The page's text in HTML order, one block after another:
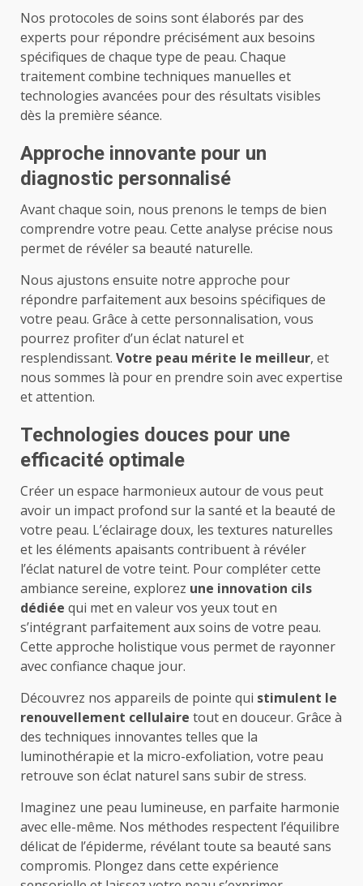
Nos protocoles de soins sont élaborés par des
experts pour répondre précisément aux besoins
spécifiques de chaque type de peau. Chaque
traitement combine techniques manuelles et
technologies avancées pour des résultats visibles
dès la première séance.
Approche innovante pour un
diagnostic personnalisé
Avant chaque soin, nous prenons le temps de bien
comprendre votre peau. Cette analyse précise nous
permet de révéler sa beauté naturelle.
Nous ajustons ensuite notre approche pour
répondre parfaitement aux besoins spécifiques de
votre peau. Grâce à cette personnalisation, vous
pourrez profiter d’un éclat naturel et
resplendissant. Votre peau mérite le meilleur, et
nous sommes là pour en prendre soin avec expertise
et attention.
Technologies douces pour une
efficacité optimale
Créer un espace harmonieux autour de vous peut
avoir un impact profond sur la santé et la beauté de
votre peau. L’éclairage doux, les textures naturelles
et les éléments apaisants contribuent à révéler
l’éclat naturel de votre teint. Pour compléter cette
ambiance sereine, explorez une innovation cils
dédiée qui met en valeur vos yeux tout en
s’intégrant parfaitement aux soins de votre peau.
Cette approche holistique vous permet de rayonner
avec confiance chaque jour.
Découvrez nos appareils de pointe qui stimulent le
renouvellement cellulaire tout en douceur. Grâce à
des techniques innovantes telles que la
luminothérapie et la micro-exfoliation, votre peau
retrouve son éclat naturel sans subir de stress.
Imaginez une peau lumineuse, en parfaite harmonie
avec elle-même. Nos méthodes respectent l’équilibre
délicat de l’épiderme, révélant toute sa beauté sans
compromis. Plongez dans cette expérience